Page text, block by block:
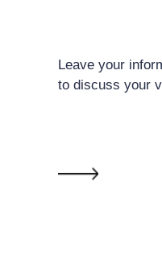
Leave your
to discuss your